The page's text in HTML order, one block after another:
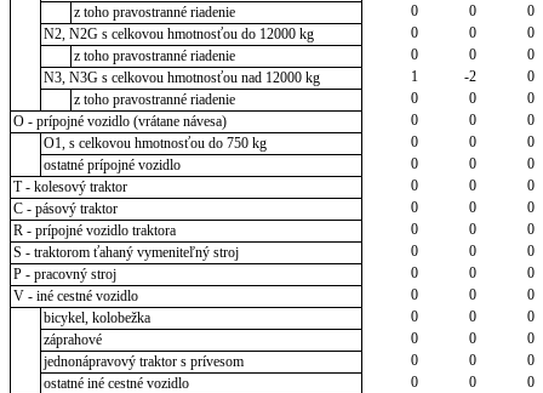
z toho pravostranné riadenie
0 0
0
N2, N2G s celkovou hmotnosťou do 12000 kg
0 0
0
z toho pravostranné riadenie
0 0
0
N3, N3G s celkovou hmotnosťou nad 12000 kg
1 -2
0
z toho pravostranné riadenie
0 0
0
O - prípojné vozidlo (vrátane návesa)
0 0
0
O1, s celkovou hmotnosťou do 750 kg
0 0
0
ostatné prípojné vozidlo
0 0
0
T - kolesový traktor
0 0
0
C - pásový traktor
0 0
0
R - prípojné vozidlo traktora
0 0
0
S - traktorom ťahaný vymeniteľný stroj
0 0
0
P - pracovný stroj
0 0
0
V - iné cestné vozidlo
0 0
0
bicykel, kolobežka
0 0
0
záprahové
0 0
0
jednonápravový traktor s prívesom
0 0
0
ostatné iné cestné vozidlo
0 0
0